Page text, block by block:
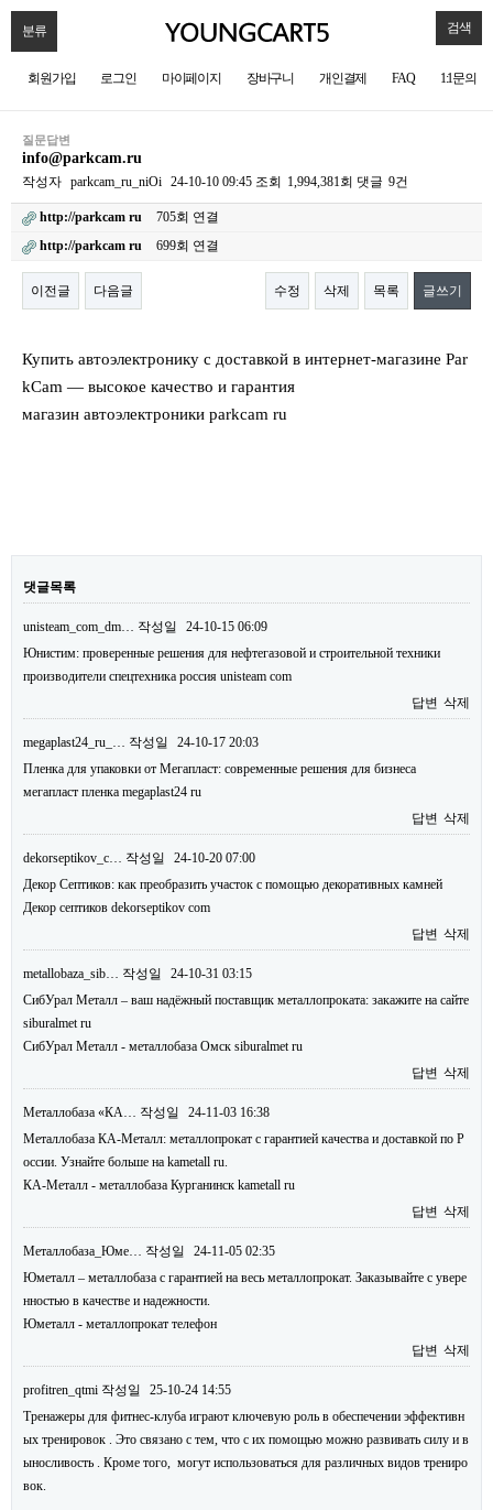
분류 검색
회원가입 로그인 마이페이지 장바구니 개인결제 FAQ 1:1문의
질문답변
info@parkcam.ru
작성자 parkcam_ru_niOi 24-10-10 09:45 조회 1,994,381회 댓글 9건
http://parkcam ru
705회 연결
http://parkcam ru
699회 연결
이전글 다음글 수정 삭제 목록 글쓰기
Купить автоэлектронику с доставкой в интернет-магазине Par
kCam — высокое качество и гарантия
магазин автоэлектроники parkcam ru
댓글목록
unisteam_com_dm… 작성일
24-10-15 06:09
Юнистим: проверенные решения для нефтегазовой и строительной техники
производители спецтехника россия unisteam com
답변 삭제
megaplast24_ru_… 작성일
24-10-17 20:03
Пленка для упаковки от Мегапласт: современные решения для бизнеса
мегапласт пленка megaplast24 ru
답변 삭제
dekorseptikov_c… 작성일
24-10-20 07:00
Декор Септиков: как преобразить участок с помощью декоративных камней
Декор септиков dekorseptikov com
답변 삭제
metallobaza_sib… 작성일
24-10-31 03:15
СибУрал Металл – ваш надёжный поставщик металлопроката: закажите на сайте
siburalmet ru
СибУрал Металл - металлобаза Омск siburalmet ru
답변 삭제
Металлобаза «КА… 작성일
24-11-03 16:38
Металлобаза КА-Металл: металлопрокат с гарантией качества и доставкой по Р
оссии. Узнайте больше на kametall ru.
КА-Металл - металлобаза Курганинск kametall ru
답변 삭제
Металлобаза_Юме… 작성일
24-11-05 02:35
Юметалл – металлобаза с гарантией на весь металлопрокат. Заказывайте с увере
нностью в качестве и надежности.
Юметалл - металлопрокат телефон
답변 삭제
profitren_qtmi 작성일
25-10-24 14:55
Тренажеры для фитнес-клуба играют ключевую роль в обеспечении эффективн
ых тренировок . Это связано с тем, что с их помощью можно развивать силу и в
ыносливость . Кроме того, могут использоваться для различных видов трениро
вок.